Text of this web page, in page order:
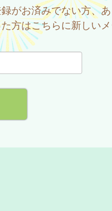
がお済みでない方、
方はこちらに新しい